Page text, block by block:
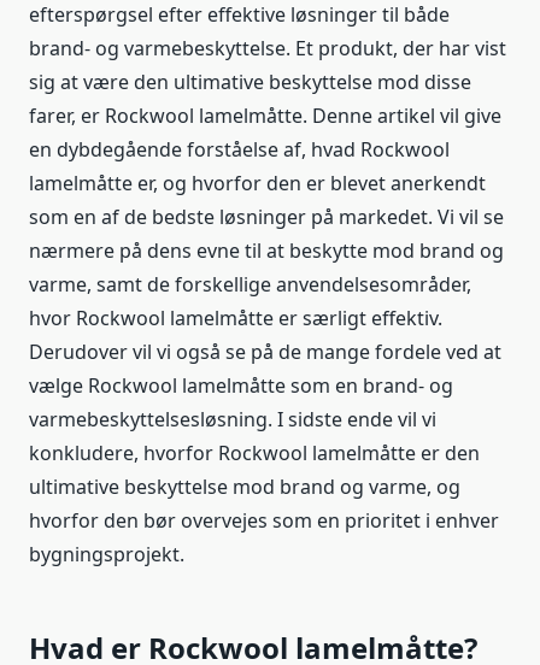
efterspørgsel efter effektive løsninger til både
brand- og varmebeskyttelse. Et produkt, der har vist
sig at være den ultimative beskyttelse mod disse
farer, er Rockwool lamelmåtte. Denne artikel vil give
en dybdegående forståelse af, hvad Rockwool
lamelmåtte er, og hvorfor den er blevet anerkendt
som en af de bedste løsninger på markedet. Vi vil se
nærmere på dens evne til at beskytte mod brand og
varme, samt de forskellige anvendelsesområder,
hvor Rockwool lamelmåtte er særligt effektiv.
Derudover vil vi også se på de mange fordele ved at
vælge Rockwool lamelmåtte som en brand- og
varmebeskyttelsesløsning. I sidste ende vil vi
konkludere, hvorfor Rockwool lamelmåtte er den
ultimative beskyttelse mod brand og varme, og
hvorfor den bør overvejes som en prioritet i enhver
bygningsprojekt.
Hvad er Rockwool lamelmåtte?